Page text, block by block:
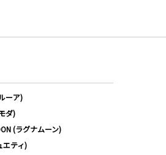
ーア)
ダ)
(ラグナムーン)
エティ)